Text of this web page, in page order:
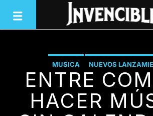
INVENCIBLE
JUNTOS SOMOS
MUSICA NUEVOS
ENTRE
HACER